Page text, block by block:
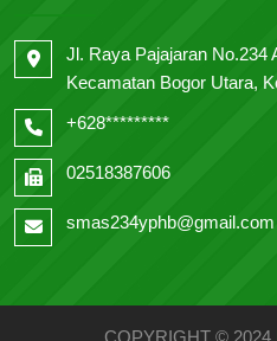
Jl. Raya Pajajaran No.234
Kecamatan Bogor Utara,
+628*********
02518387606
smas234yphb@gmail.com
COPYRIGHT © 2024